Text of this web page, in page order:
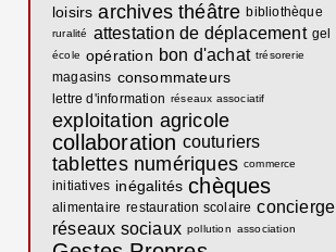
loisirs archives théâtre bibliothèque
ruralité attestation de déplacement gel
école opération bon d'achat trésorerie
magasins consommateurs
lettre d'information réseaux associatif
exploitation agricole
collaboration couturiers
tablettes numériques commerce
initiatives inégalités chèques
alimentaire restauration scolaire concierge
réseaux sociaux pollution association